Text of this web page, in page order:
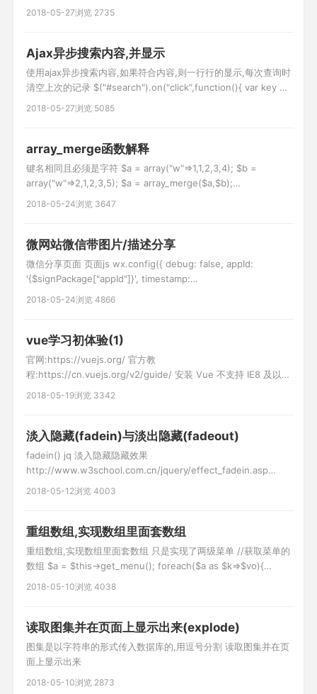
下的所有分类 $arr = []; $del_list = 要删除的分类 //获取分类数
2018-05-27浏览 2735
Ajax异步搜索内容,并显示
使用ajax异步搜索内容,如果符合内容,则一行行的显示,每次查询时
清空上次的记录 $("#search").on("click",function(){ var key =
$("#keywords").val(); //异步获取信息 var url =
2018-05-27浏览 5085
array_merge函数解释
键名相同且必须是字符 $a = array("w"=>1,1,2,3,4); $b =
array("w"=>2,1,2,3,5); $a = array_merge($a,$b);
var_dump($a); 这样写被不被认为是字符,且还会在后面添加 $a
2018-05-24浏览 3647
微网站微信带图片/描述分享
微信分享页面 页面js wx.config({ debug: false, appId:
'{$signPackage["appId"]}', timestamp:
'{$signPackage["timestamp"]}', nonceStr:
2018-05-24浏览 4866
vue学习初体验(1)
官网:https://vuejs.org/ 官方教
程:https://cn.vuejs.org/v2/guide/ 安装 Vue 不支持 IE8 及以下
版本 开发版本 包含完整的警告和调试模式 生产版本 删除了警
2018-05-19浏览 3342
淡入隐藏(fadein)与淡出隐藏(fadeout)
fadein() jq 淡入隐藏隐藏效果
http://www.w3school.com.cn/jquery/effect_fadein.asp
fadeout() jq 淡出隐藏隐藏效果
2018-05-12浏览 4003
重组数组,实现数组里面套数组
重组数组,实现数组里面套数组 只是实现了两级菜单 //获取菜单的
数组 $a = $this->get_menu(); foreach($a as $k=>$vo){
if($vo['pid']==0){ //填充父类内容 $arr[$vo['cid']]['top'] =$vo
2018-05-10浏览 4038
读取图集并在页面上显示出来(explode)
图集是以字符串的形式传入数据库的,用逗号分割 读取图集并在页
面上显示出来
2018-05-10浏览 2873